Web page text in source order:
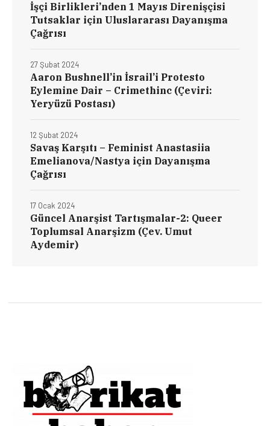
İşçi Birlikleri’nden 1 Mayıs Direnişçisi
Tutsaklar için Uluslararası Dayanışma
Çağrısı
Aaron Bushnell’in İsrail’i Protesto
Eylemine Dair – Crimethinc (Çeviri:
Yeryüzü Postası)
27 Şubat 2024
Savaş Karşıtı – Feminist Anastasiia
Emelianova/Nastya için Dayanışma
Çağrısı
12 Şubat 2024
Güncel Anarşist Tartışmalar-2: Queer
Toplumsal Anarşizm (Çev. Umut
Aydemir)
17 Ocak 2024